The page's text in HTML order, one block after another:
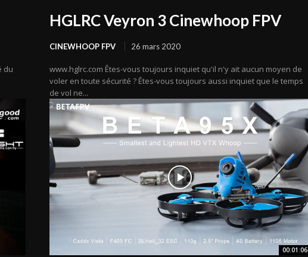
du
HGLRC Veyron 3 Cinewhoop FPV
CINEWHOOP FPV 26 mars 2020
www.hglrc.com Êtes-vous toujours inquiet qu'il n'y ait aucun moyen de
voler en toute sécurité ? Êtes-vous toujours aussi inquiet que le temps
de vol ne...
00:01:06